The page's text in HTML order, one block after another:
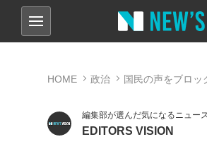
HOME 政治 国民の声をブロッ
編集部が選んだ気になるニュー
EDITORS VISION